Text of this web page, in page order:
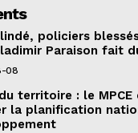
policiers
Paraison fait
08
territoire : le MPCE
la planification